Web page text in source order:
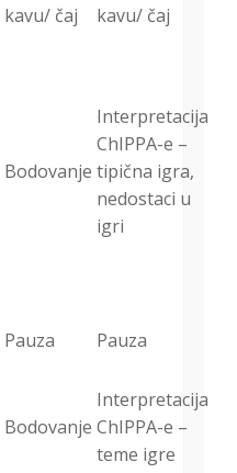
kavu/ čaj
kavu/ čaj
Bodovanje
Interpretacija
ChIPPA-e –
tipična igra,
nedostaci u
igri
Pauza Pauza
Bodovanje
Interpretacija
ChIPPA-e –
teme igre